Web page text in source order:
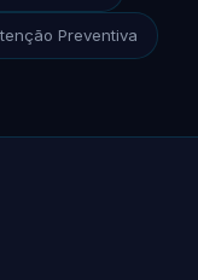
Preventiva